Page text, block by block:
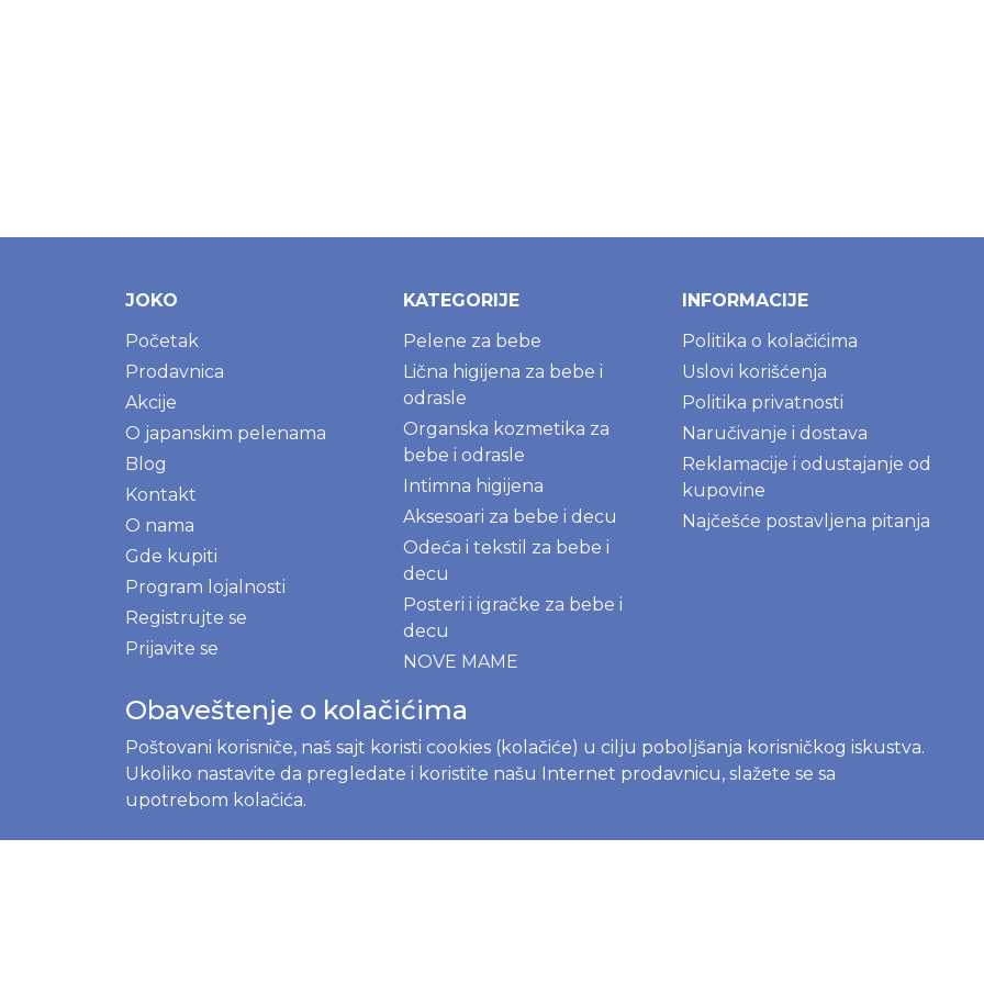
JOKO
Početak
Prodavnica
Akcije
O japanskim pelenama
Blog
Kontakt
O nama
Gde kupiti
Program lojalnosti
Registrujte se
Prijavite se
KATEGORIJE
Pelene za bebe
Lična higijena za bebe i
odrasle
Organska kozmetika za
bebe i odrasle
Intimna higijena
Aksesoari za bebe i decu
Odeća i tekstil za bebe i
decu
Posteri i igračke za bebe i
decu
NOVE MAME
kuhinju i kupatilo
Prirodni deterdženti
INFORMACIJE
Politika o kolačićima
Uslovi korišćenja
Politika privatnosti
Naručivanje i dostava
Reklamacije i odustajanje od
kupovine
Najčešće postavljena pitanja
Obaveštenje o kolačićima
Poštovani korisniče, naš sajt koristi cookies (kolačiće) u cilju poboljšanja korisničkog iskustva.
Ukoliko nastavite da pregledate i koristite našu Internet prodavnicu, slažete se sa
upotrebom kolačića.